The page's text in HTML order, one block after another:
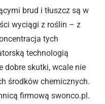
brud i tłuszcz są w
wyciągi z roślin – z
tych
technologią
dobre skutki, wcale nie
środków chemicznych.
firmową swonco.pl.